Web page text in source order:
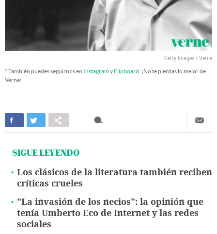
Getty Images / Verne
* También puedes seguirnos en Instagramy Flipboard . ¡No te pierdas lo mejor de
Verne!
SIGUE LEYENDO
Los clásicos de la literatura también reciben
críticas crueles
"La invasión de los necios": la opinión que
tenía Umberto Eco de Internet y las redes
sociales